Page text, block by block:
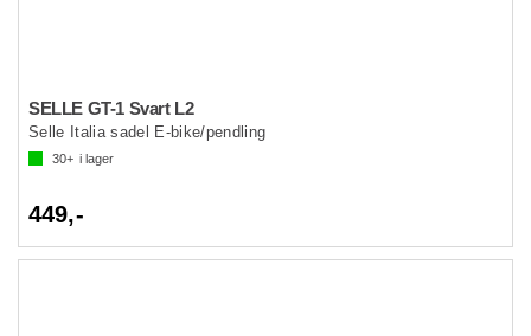
SELLE GT-1 Svart L2
Selle Italia sadel E-bike/pendling
30+ i lager
449,-